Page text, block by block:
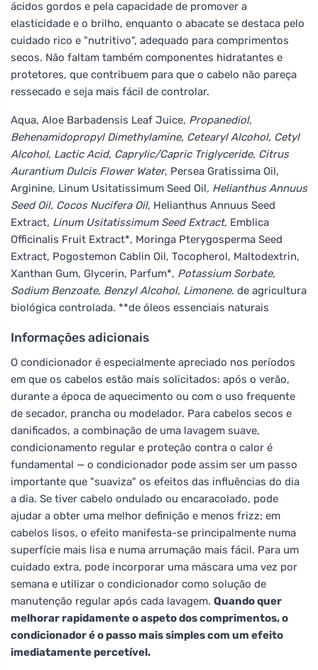
ácidos gordos e pela capacidade de promover a
elasticidade e o brilho, enquanto o abacate se destaca pelo
cuidado rico e "nutritivo", adequado para comprimentos
secos. Não faltam também componentes hidratantes e
protetores, que contribuem para que o cabelo não pareça
ressecado e seja mais fácil de controlar.
Aqua, Aloe Barbadensis Leaf Juice, Propanediol,
Behenamidopropyl Dimethylamine, Cetearyl Alcohol, Cetyl
Alcohol, Lactic Acid, Caprylic/Capric Triglyceride, Citrus
Aurantium Dulcis Flower Water, Persea Gratissima Oil,
Arginine, Linum Usitatissimum Seed Oil, Helianthus Annuus
Seed Oil, Cocos Nucifera Oil, Helianthus Annuus Seed
Extract, Linum Usitatissimum Seed Extract, Emblica
Officinalis Fruit Extract*, Moringa Pterygosperma Seed
Extract, Pogostemon Cablin Oil, Tocopherol, Maltodextrin,
Xanthan Gum, Glycerin, Parfum*, Potassium Sorbate,
Sodium Benzoate, Benzyl Alcohol, Limonene. de agricultura
biológica controlada. **de óleos essenciais naturais
Informações adicionais
O condicionador é especialmente apreciado nos períodos
em que os cabelos estão mais solicitados: após o verão,
durante a época de aquecimento ou com o uso frequente
de secador, prancha ou modelador. Para cabelos secos e
danificados, a combinação de uma lavagem suave,
condicionamento regular e proteção contra o calor é
fundamental — o condicionador pode assim ser um passo
importante que "suaviza" os efeitos das influências do dia
a dia. Se tiver cabelo ondulado ou encaracolado, pode
ajudar a obter uma melhor definição e menos frizz; em
cabelos lisos, o efeito manifesta-se principalmente numa
superfície mais lisa e numa arrumação mais fácil. Para um
cuidado extra, pode incorporar uma máscara uma vez por
semana e utilizar o condicionador como solução de
manutenção regular após cada lavagem. Quando quer
melhorar rapidamente o aspeto dos comprimentos, o
condicionador é o passo mais simples com um efeito
imediatamente percetível.